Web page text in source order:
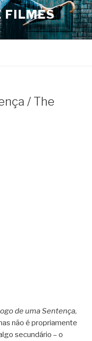
FILMES
/ The
de uma Sentença,
não é propriamente
secundário – o